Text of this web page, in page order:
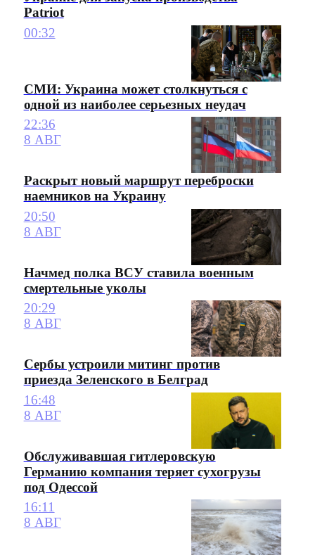
Patriot
00:32
СМИ: Украина может столкнуться с
одной из наиболее серьезных неудач
22:36
8 АВГ
Раскрыт новый маршрут переброски
наемников на Украину
20:50
8 АВГ
Начмед полка ВСУ ставила военным
смертельные уколы
20:29
8 АВГ
Сербы устроили митинг против
приезда Зеленского в Белград
16:48
8 АВГ
Обслуживавшая гитлеровскую
Германию компания теряет сухогрузы
под Одессой
16:11
8 АВГ